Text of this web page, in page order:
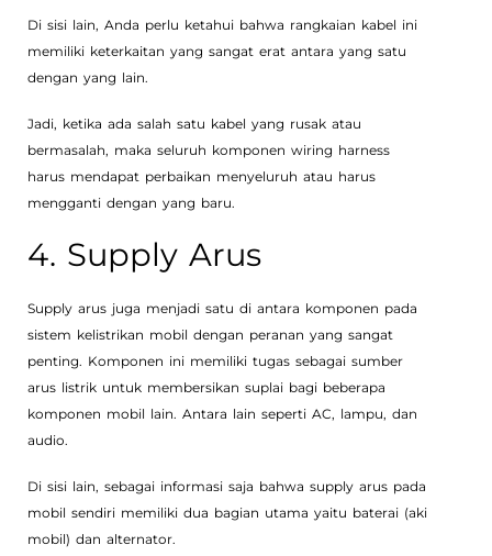
Di sisi lain, Anda perlu ketahui bahwa rangkaian kabel ini
memiliki keterkaitan yang sangat erat antara yang satu
dengan yang lain.
Jadi, ketika ada salah satu kabel yang rusak atau
bermasalah, maka seluruh komponen wiring harness
harus mendapat perbaikan menyeluruh atau harus
mengganti dengan yang baru.
4. Supply Arus
Supply arus juga menjadi satu di antara komponen pada
sistem kelistrikan mobil dengan peranan yang sangat
penting. Komponen ini memiliki tugas sebagai sumber
arus listrik untuk membersikan suplai bagi beberapa
komponen mobil lain. Antara lain seperti AC, lampu, dan
audio.
Di sisi lain, sebagai informasi saja bahwa supply arus pada
mobil sendiri memiliki dua bagian utama yaitu baterai (aki
mobil) dan alternator.